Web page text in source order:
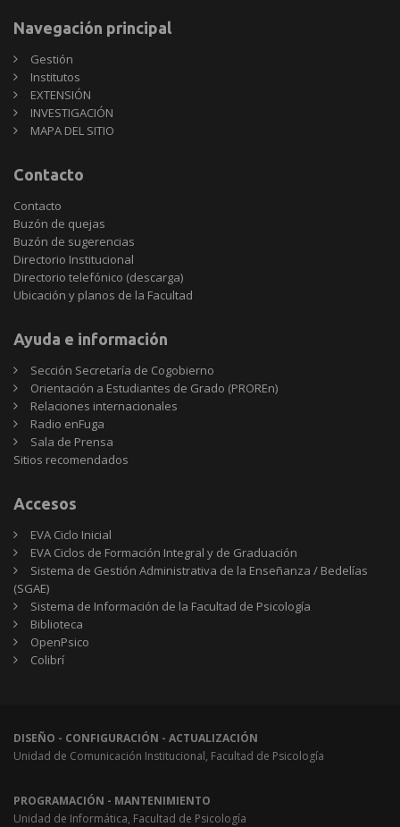
Navegación principal
Gestión
Institutos
EXTENSIÓN
INVESTIGACIÓN
MAPA DEL SITIO
Contacto
Contacto
Buzón de quejas
Buzón de sugerencias
Directorio Institucional
Directorio telefónico (descarga)
Ubicación y planos de la Facultad
Ayuda e información
Sección Secretaría de Cogobierno
Orientación a Estudiantes de Grado (PROREn)
Relaciones internacionales
Radio enFuga
Sala de Prensa
Sitios
Sitios recomendados
Accesos
EVA Ciclo Inicial
EVA Ciclos de Formación Integral y de Graduación
Sistema de Gestión Administrativa de la Enseñanza / Bedelías
(SGAE)
Sistema de Información de la Facultad de Psicología
Biblioteca
OpenPsico
Colibrí
DISEÑO - CONFIGURACIÓN - ACTUALIZACIÓN
Unidad de Comunicación Institucional, Facultad de Psicología
PROGRAMACIÓN - MANTENIMIENTO
Unidad de Informática, Facultad de Psicología